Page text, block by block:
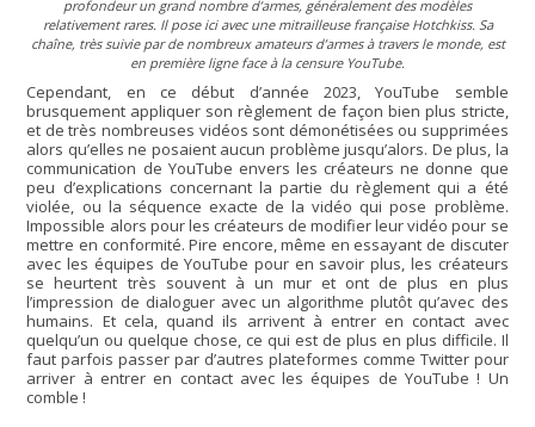
profondeur un grand nombre d’armes, généralement des modèles
relativement rares. Il pose ici avec une mitrailleuse française Hotchkiss. Sa
chaîne, très suivie par de nombreux amateurs d’armes à travers le monde, est
en première ligne face à la censure YouTube.
Cependant, en ce début d’année 2023, YouTube semble
brusquement appliquer son règlement de façon bien plus stricte,
et de très nombreuses vidéos sont démonétisées ou supprimées
alors qu’elles ne posaient aucun problème jusqu’alors. De plus, la
communication de YouTube envers les créateurs ne donne que
peu d’explications concernant la partie du règlement qui a été
violée, ou la séquence exacte de la vidéo qui pose problème.
Impossible alors pour les créateurs de modifier leur vidéo pour se
mettre en conformité. Pire encore, même en essayant de discuter
avec les équipes de YouTube pour en savoir plus, les créateurs
se heurtent très souvent à un mur et ont de plus en plus
l’impression de dialoguer avec un algorithme plutôt qu’avec des
humains. Et cela, quand ils arrivent à entrer en contact avec
quelqu’un ou quelque chose, ce qui est de plus en plus difficile. Il
faut parfois passer par d’autres plateformes comme Twitter pour
arriver à entrer en contact avec les équipes de YouTube ! Un
comble !